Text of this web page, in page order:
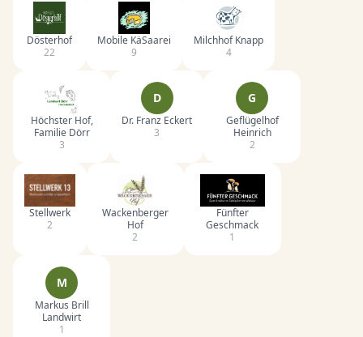
Dösterhof
22
Mobile KäSaarei
9
Milchhof Knapp
4
Höchster Hof,
Familie Dörr
3
D
Dr. Franz Eckert
3
G
Geflügelhof
Heinrich
2
Stellwerk
2
Wackenberger
Hof
2
Fünfter
Geschmack
1
M
Markus Brill
Landwirt
1